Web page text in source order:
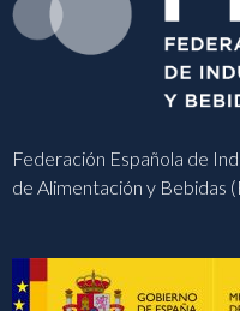
Federación Española de
de Alimentación y Bebidas